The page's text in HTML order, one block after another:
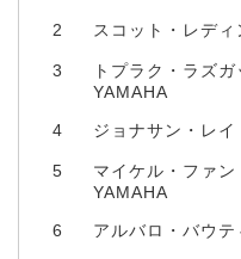
2 スコット・レデ
3
トプラク・ラズ
YAMAHA
4 ジョナサン・レ
5
マイケル・ファン
YAMAHA
6 アルバロ・バウ